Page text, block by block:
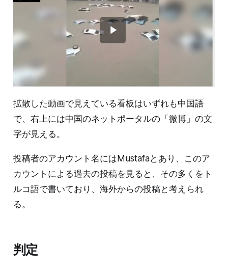
拡散した動画で見えている看板はいずれも中国語
で、右上には中国のネットポータルの「微博」の文
字が見える。
投稿者のアカウント名にはMustafaとあり、このア
カウントによる過去の投稿を見ると、その多くをト
ルコ語で書いており、海外からの投稿と考えられ
る。
判定